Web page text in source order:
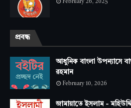
February 26, 2025
প্রবন্ধ
আধুনিক বাংলা উপন্যাসে
রহমান
February 10, 2026
জামায়াতে ইসলাম -